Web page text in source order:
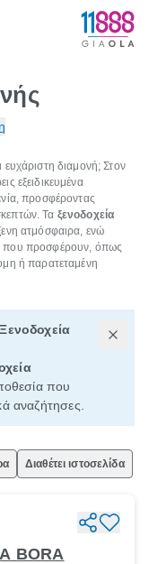
ευχάριστη διαμονή; Στον
εξειδικευμένα
προσφέροντας
Τα ξενοδοχεία
ατμόσφαιρα, ενώ
που προσφέρουν, όπως
ή παρατεταμένη
Ξενοδοχεία
που
αναζήτησες.
Διαθέτει ιστοσελίδα
BORA